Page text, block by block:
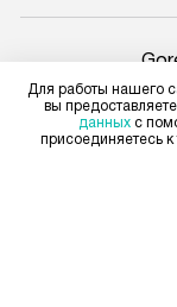
Для работы нашего
вы предоставляете
данных с
присоединяетесь к